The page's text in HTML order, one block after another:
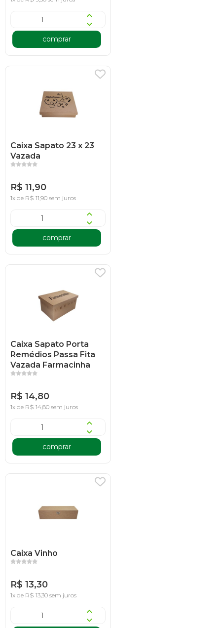
comprar
Caixa Sapato 23 x 23
Vazada
R$ 11,90
1x de R$ 11,90 sem juros
comprar
Caixa Sapato Porta
Remédios Passa Fita
Vazada Farmacinha
R$ 14,80
1x de R$ 14,80 sem juros
comprar
Caixa Vinho
R$ 13,30
1x de R$ 13,30 sem juros